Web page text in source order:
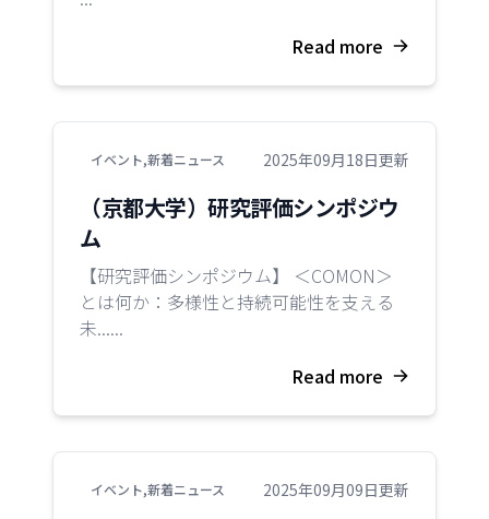
Read more
イベント,新着ニュース 2025年09月18日更新
（京都大学）研究評価シンポジウ
ム
【研究評価シンポジウム】 ＜COMON＞
とは何か：多様性と持続可能性を支える
未......
Read more
イベント,新着ニュース 2025年09月09日更新